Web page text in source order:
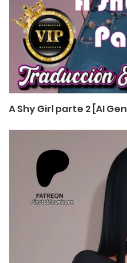
A Shy Girl parte 2 [AI